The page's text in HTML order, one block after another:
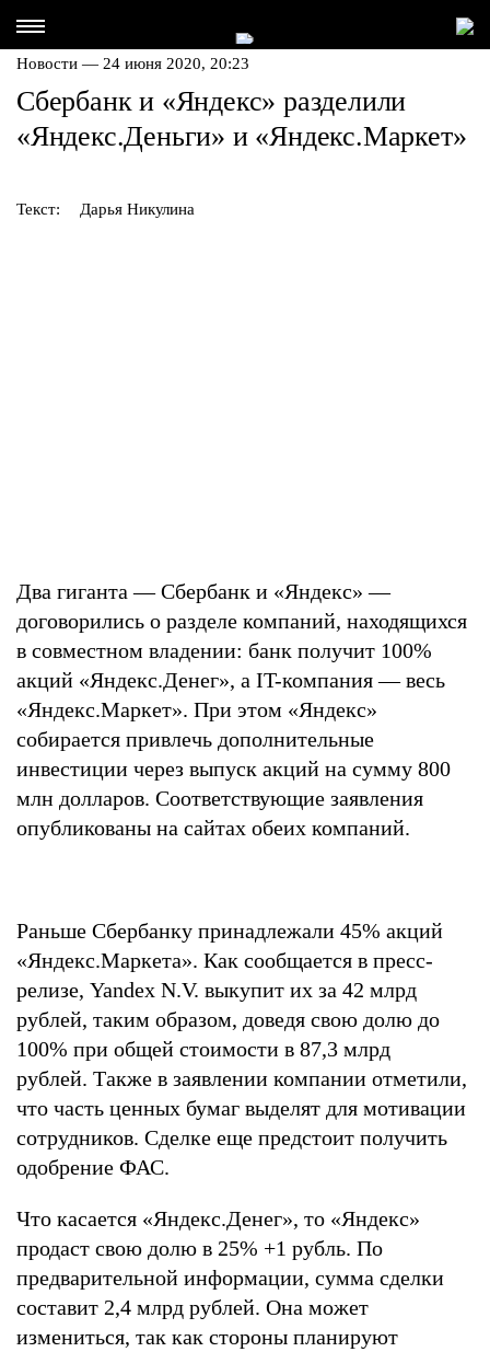
Новости — 24 июня 2020, 20:23
Сбербанк и «Яндекс» разделили
«Яндекс.Деньги» и «Яндекс.Маркет»
Текст: Дарья Никулина
Два гиганта — Сбербанк и «Яндекс» —
договорились о разделе компаний, находящихся
в совместном владении: банк получит 100%
акций «Яндекс.Денег», а IT-компания — весь
«Яндекс.Маркет». При этом «Яндекс»
собирается привлечь дополнительные
инвестиции через выпуск акций на сумму 800
млн долларов. Соответствующие заявления
опубликованы на сайтах обеих компаний.
Раньше Сбербанку принадлежали 45% акций
«Яндекс.Маркета». Как сообщается в пресс-
релизе, Yandex N.V. выкупит их за 42 млрд
рублей, таким образом, доведя свою долю до
100% при общей стоимости в 87,3 млрд
рублей. Также в заявлении компании отметили,
что часть ценных бумаг выделят для мотивации
сотрудников. Сделке еще предстоит получить
одобрение ФАС.
Что касается «Яндекс.Денег», то «Яндекс»
продаст свою долю в 25% +1 рубль. По
предварительной информации, сумма сделки
составит 2,4 млрд рублей. Она может
измениться, так как стороны планируют